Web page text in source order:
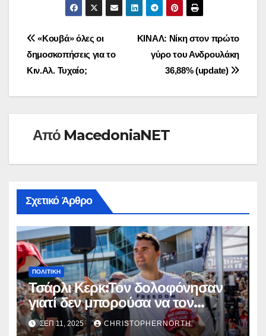
Πλοήγηση
άρθρων
ΚΙΝΑΛ: Νίκη στον πρώτο
γύρο του Ανδρουλάκη
36,88% (update)
«Κουβά» όλες οι
δημοσκοπήσεις για το
Κιν.Αλ. Τυχαίο;
Από MacedoniaNET
Σχετικό Άρθρο
ΠΟΛΙΤΙΚΉ
Τσάρλι Κερκ:Τον δολοφόνησαν
γιατί δεν μπορούσα να τον
φιμώσουν.
ΣΕΠ 11, 2025 CHRISTOPHERNORTH